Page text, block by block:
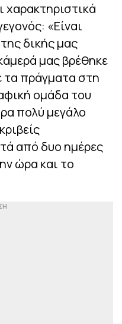
χαρακτηριστικά
«Είναι
δικής μας
μας βρέθηκε
τα πράγματα στη
ομάδα του
πολύ μεγάλο
από δυο ημέρες
ώρα και το